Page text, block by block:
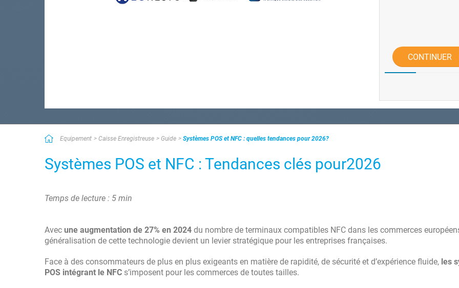
CONTINUER
Equipement Caisse Enregistreuse Guide Systèmes POS et NFC : quelles tendances pour 2026?
Systèmes POS et NFC : Tendances clés pour2026
Temps de lecture : 5 min
Avec une augmentation de 27% en 2024 du nombre de terminaux compatibles NFC dans les commerces
généralisation de cette technologie devient un levier stratégique pour les entreprises françaises.
Face à des consommateurs de plus en plus exigeants en matière de rapidité, de sécurité et d’expérience fluide, les
POS intégrant le NFC s’imposent pour les commerces de toutes tailles.